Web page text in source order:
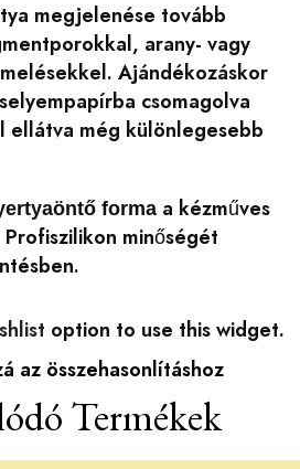
megjelenése tovább
arany- vagy
Ajándékozáskor
csomagolva
ellátva még különlegesebb
formaa kézműves
minőségét
option to use this widget.
az összehasonlításhoz
Termékek